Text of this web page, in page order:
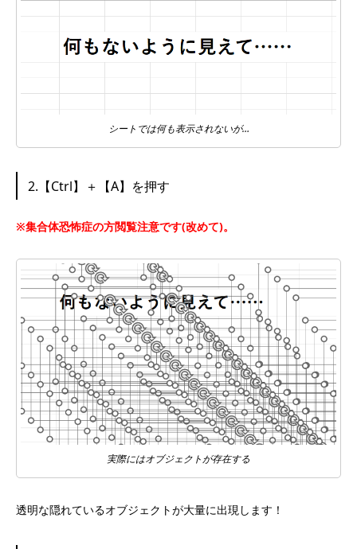
シートでは何も表示されないが…
2.【Ctrl】＋【A】を押す
※集合体恐怖症の方閲覧注意です(改めて)。
実際にはオブジェクトが存在する
透明な隠れているオブジェクトが大量に出現します！